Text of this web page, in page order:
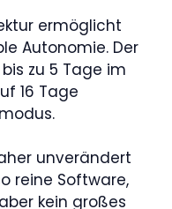
ermöglicht
Autonomie. Der
zu 5 Tage im
16 Tage
unverändert
reine Software,
kein großes